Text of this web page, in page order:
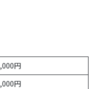
円
円